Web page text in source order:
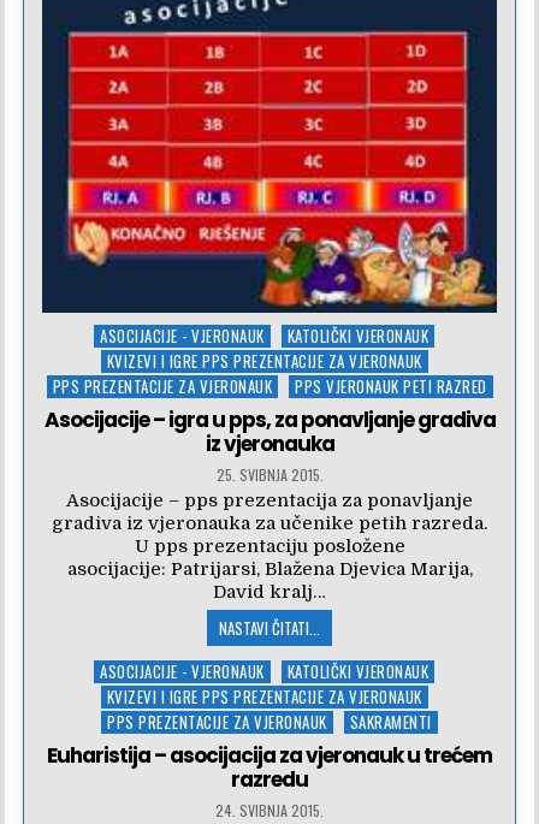
Posted
in
ASOCIJACIJE - VJERONAUK
KATOLIČKI VJERONAUK
KVIZEVI I IGRE PPS PREZENTACIJE ZA VJERONAUK
PPS PREZENTACIJE ZA VJERONAUK
PPS VJERONAUK PETI RAZRED
Asocijacije – igra u pps, za ponavljanje gradiva
iz vjeronauka
25. SVIBNJA 2015.
Asocijacije – pps prezentacija za ponavljanje
gradiva iz vjeronauka za učenike petih razreda.
U pps prezentaciju posložene
asocijacije: Patrijarsi, Blažena Djevica Marija,
David kralj…
NASTAVI ČITATI...
Posted
in
ASOCIJACIJE - VJERONAUK
KATOLIČKI VJERONAUK
KVIZEVI I IGRE PPS PREZENTACIJE ZA VJERONAUK
PPS PREZENTACIJE ZA VJERONAUK
SAKRAMENTI
Euharistija – asocijacija za vjeronauk u trećem
razredu
24. SVIBNJA 2015.